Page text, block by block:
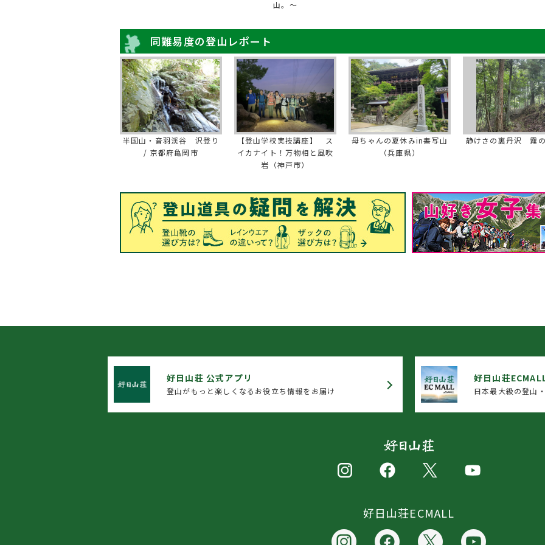
山。～
同難易度の登山レポート
半国山・音羽渓谷 沢登り
/ 京都府亀岡市
【登山学校実技講座】 ス
イカナイト！万物相と風吹
岩（神戸市）
母ちゃんの夏休みin書写山
（兵庫県）
静けさの裏丹沢 霧
好日山荘 公式アプリ
登山がもっと楽しくなるお役立ち情報をお届け
好日山荘
日本最大級の登山
好日山荘ECMALL